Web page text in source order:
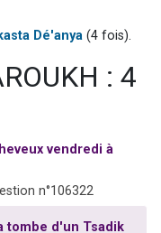
don pour Sauvez la jambe de Yohan
en groupe sur Zoom
Dé'anya (4 fois).
: 4
vendredi à
n°106322
tombe d'un Tsadik